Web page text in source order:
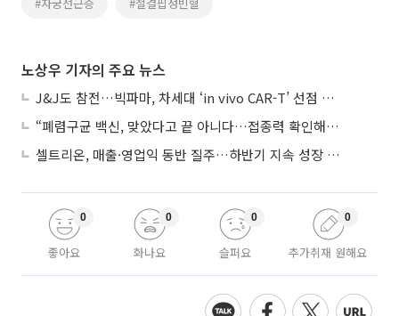
노상우 기자의 주요 뉴스
J&J도 참전…빅파마, 차세대 ‘in vivo CAR-T’ 선점 경쟁 본격화
“폐렴구균 백신, 맞았다고 끝 아니다…접종력 확인해야”
셀트리온, 매출·영업익 동반 질주…하반기 지속 성장 전망에 주목
좋아요
0
화나요
0
슬퍼요
0
추가취재 원해요
0